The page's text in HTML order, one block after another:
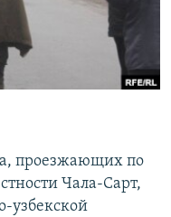
проезжающих по
Чала-Сарт,
узбекской